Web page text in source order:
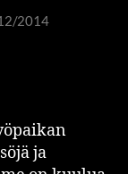
2014
ja